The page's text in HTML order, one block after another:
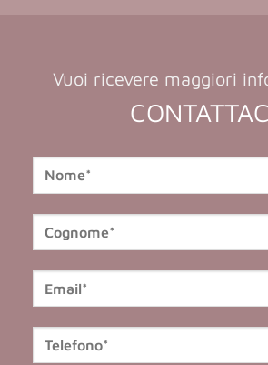
Vuoi ricevere maggiori